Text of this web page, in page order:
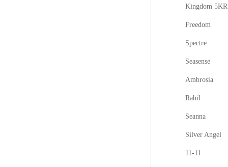
Kingdom 5KR
Freedom
Spectre
Seasense
Ambrosia
Rahil
Seanna
Silver Angel
11-11